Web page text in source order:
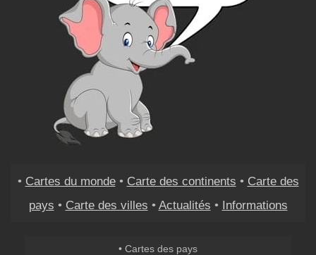
• Cartes du monde• Carte des continents • Carte des
pays • Carte des villes • Actualités • Informations
• Cartes des pays